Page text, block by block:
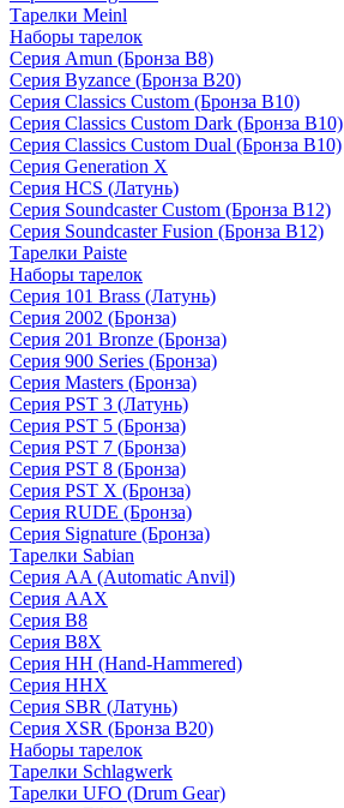
Тарелки Meinl
Наборы тарелок
Серия Amun (Бронза B8)
Серия Byzance (Бронза B20)
Серия Classics Custom (Бронза B10)
Серия Classics Custom Dark (Бронза B10)
Серия Classics Custom Dual (Бронза B10)
Серия Generation X
Серия HCS (Латунь)
Серия Soundcaster Custom (Бронза B12)
Серия Soundcaster Fusion (Бронза B12)
Тарелки Paiste
Наборы тарелок
Серия 101 Brass (Латунь)
Серия 2002 (Бронза)
Серия 201 Bronze (Бронза)
Серия 900 Series (Бронза)
Серия Masters (Бронза)
Серия PST 3 (Латунь)
Серия PST 5 (Бронза)
Серия PST 7 (Бронза)
Серия PST 8 (Бронза)
Серия PST X (Бронза)
Серия RUDE (Бронза)
Серия Signature (Бронза)
Тарелки Sabian
Серия AA (Automatic Anvil)
Серия AAX
Серия B8
Серия B8X
Серия HH (Hand-Hammered)
Серия HHX
Серия SBR (Латунь)
Серия XSR (Бронза B20)
Наборы тарелок
Тарелки Schlagwerk
Тарелки UFO (Drum Gear)